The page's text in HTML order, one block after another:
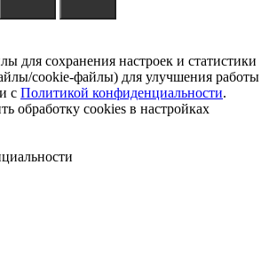
для сохранения настроек и статистики
cookie-файлы) для улучшения работы
с Политикой конфиденциальности.
обработку cookies в настройках